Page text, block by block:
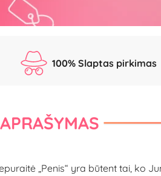
100% Slaptas pirkimas
„Penis“ yra būtent tai, ko